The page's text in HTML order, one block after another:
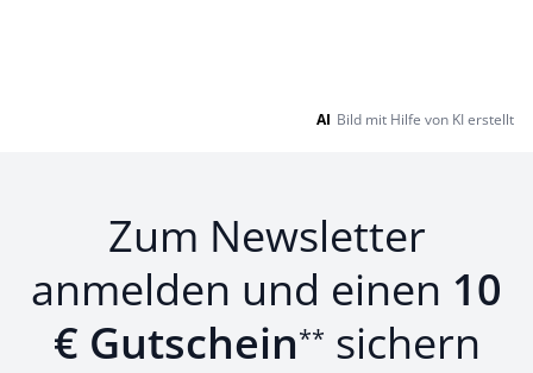
AI Bild mit Hilfe von KI erstellt
Zum Newsletter
anmelden und einen 10
€ Gutschein** sichern